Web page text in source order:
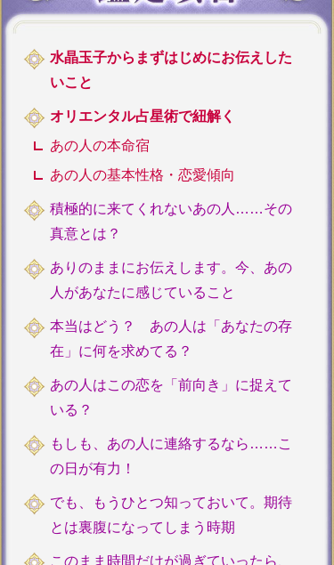
水晶玉子からまずはじめにお伝えした
いこと
オリエンタル占星術で紐解く
あの人の本命宿
あの人の基本性格・恋愛傾向
積極的に来てくれないあの人……その
真意とは？
ありのままにお伝えします。今、あの
人があなたに感じていること
本当はどう？ あの人は「あなたの存
在」に何を求めてる？
あの人はこの恋を「前向き」に捉えて
いる？
もしも、あの人に連絡するなら……こ
の日が有力！
でも、もうひとつ知っておいて。期待
とは裏腹になってしまう時期
このまま時間だけが過ぎていったら、